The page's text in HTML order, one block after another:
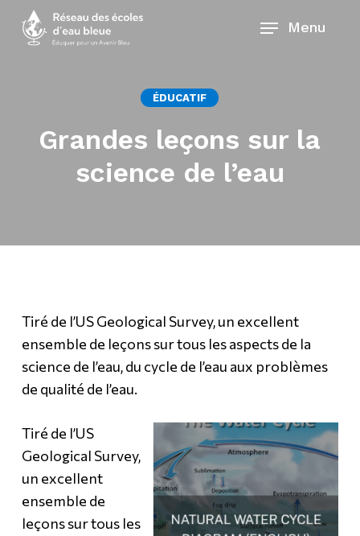
Menu
ÉDUCATIF
Grandes leçons sur la
science de l’eau
Tiré de l’US Geological Survey, un excellent
ensemble de leçons sur tous les aspects de la
science de l’eau, du cycle de l’eau aux problèmes
de qualité de l’eau.
Tiré de l’US
Geological Survey,
un excellent
ensemble de
leçons sur tous les